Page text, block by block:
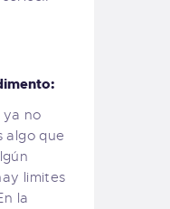
ya no
algo que
limites
la